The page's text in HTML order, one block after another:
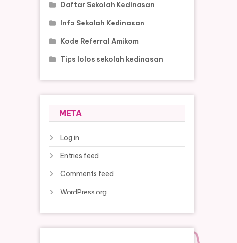
Daftar Sekolah Kedinasan
Info Sekolah Kedinasan
Kode Referral Amikom
Tips lolos sekolah kedinasan
META
Log in
Entries feed
Comments feed
WordPress.org